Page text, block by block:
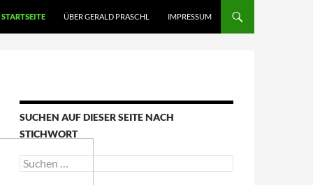
STARTSEITE ÜBER GERALD PRASCHL IMPRESSUM
SUCHEN AUF DIESER SEITE NACH
STICHWORT
Suche
nach: